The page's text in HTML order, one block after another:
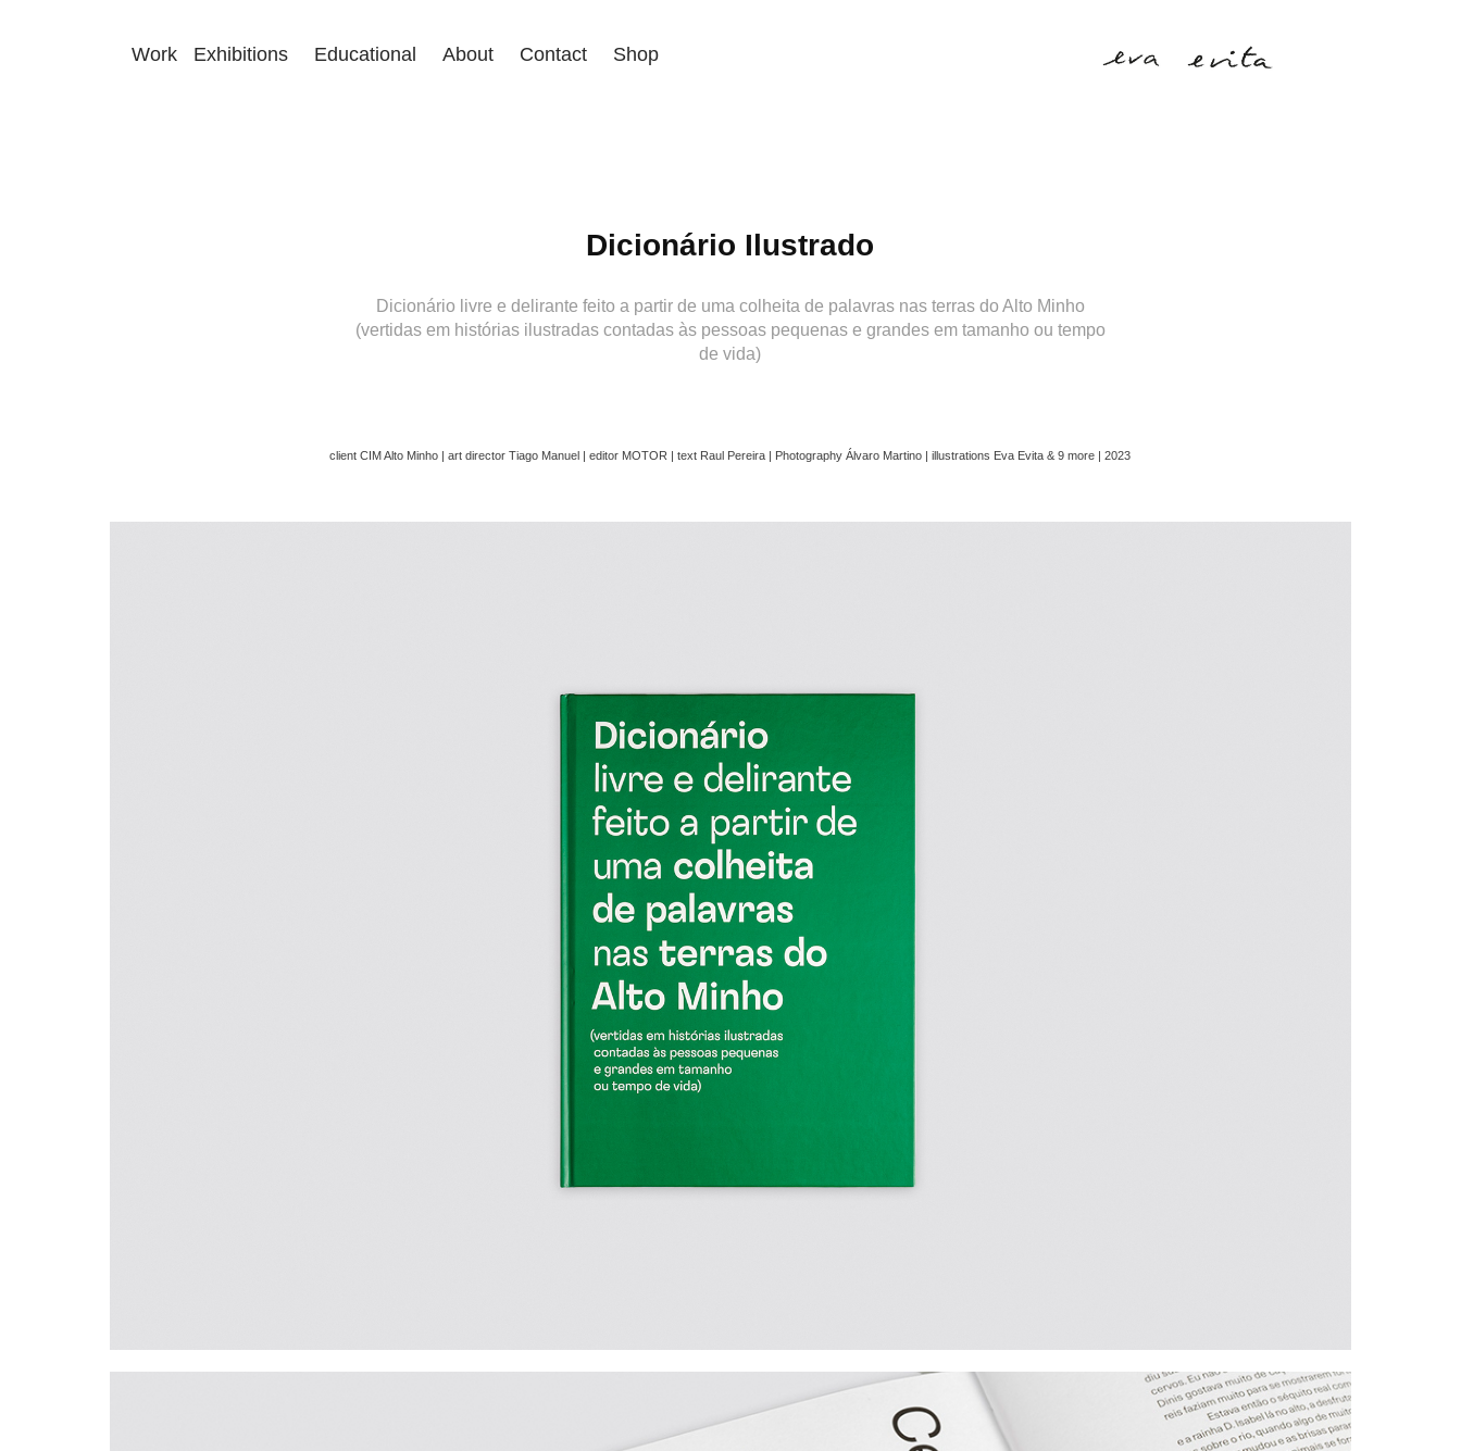
Work Exhibitions Educational About Contact Shop
Dicionário Ilustrado
Dicionário livre e delirante feito a partir de uma colheita de palavras nas terras do Alto Minho
(vertidas em histórias ilustradas contadas às pessoas pequenas e grandes em tamanho ou tempo
de vida)
client CIM Alto Minho | art director Tiago Manuel | editor MOTOR | text Raul Pereira | Photography Álvaro Martino | illustrations Eva Evita & 9 more | 2023